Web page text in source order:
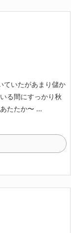
ていたがあまり儲か
る間にすっかり秋
たたか〜 ...